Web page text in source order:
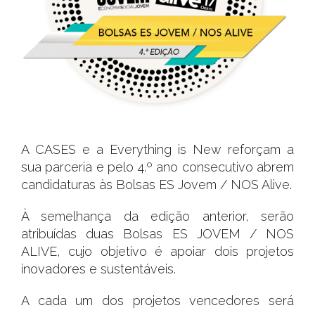
A CASES e a Everything is New reforçam a
sua parceria e pelo 4.º ano consecutivo abrem
candidaturas às Bolsas ES Jovem / NOS Alive.
À semelhança da edição anterior, serão
atribuídas duas Bolsas ES JOVEM / NOS
ALIVE, cujo objetivo é apoiar dois projetos
inovadores e sustentáveis.
A cada um dos projetos vencedores será